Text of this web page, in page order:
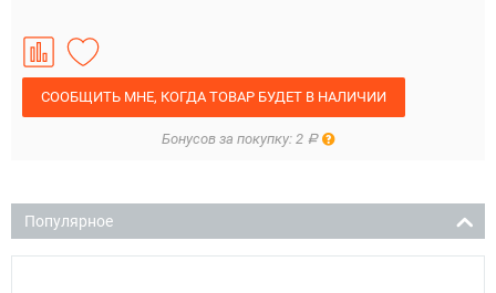
СООБЩИТЬ МНЕ, КОГДА ТОВАР БУДЕТ В НАЛИЧИИ
Бонусов за покупку: 2 Р Правила
Популярное